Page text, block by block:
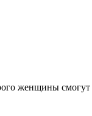
женщины смогут